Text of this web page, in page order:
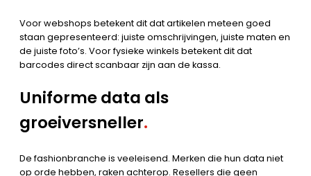
Voor webshops betekent dit dat artikelen meteen goed
staan gepresenteerd: juiste omschrijvingen, juiste maten en
de juiste foto’s. Voor fysieke winkels betekent dit dat
barcodes direct scanbaar zijn aan de kassa.
Uniforme data als
groeiversneller.
De fashionbranche is veeleisend. Merken die hun data niet
op orde hebben, raken achterop. Resellers die geen